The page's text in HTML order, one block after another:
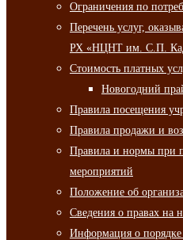
Ограничения по
Перечень услуг,
РХ «НЦНТ им. С.П.
Стоимость платных
Новогодний
Правила посещения
Правила продажи и
Правила и нормы при
мероприятий
Положение об
Сведения о правах на
Информация о порядке